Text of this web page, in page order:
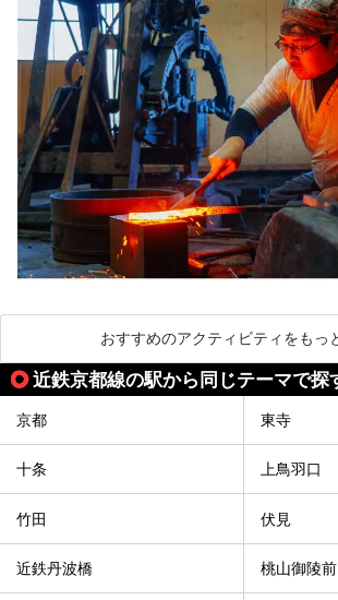
おすすめのアクティビティをもっ
近鉄京都線の駅から同じテーマで探
京都 東寺
十条 上鳥羽口
竹田 伏見
近鉄丹波橋 桃山御陵前